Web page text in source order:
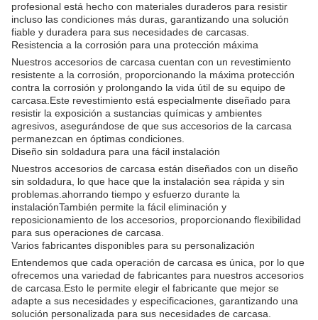
profesional está hecho con materiales duraderos para resistir
incluso las condiciones más duras, garantizando una solución
fiable y duradera para sus necesidades de carcasas.
Resistencia a la corrosión para una protección máxima
Nuestros accesorios de carcasa cuentan con un revestimiento
resistente a la corrosión, proporcionando la máxima protección
contra la corrosión y prolongando la vida útil de su equipo de
carcasa.Este revestimiento está especialmente diseñado para
resistir la exposición a sustancias químicas y ambientes
agresivos, asegurándose de que sus accesorios de la carcasa
permanezcan en óptimas condiciones.
Diseño sin soldadura para una fácil instalación
Nuestros accesorios de carcasa están diseñados con un diseño
sin soldadura, lo que hace que la instalación sea rápida y sin
problemas.ahorrando tiempo y esfuerzo durante la
instalaciónTambién permite la fácil eliminación y
reposicionamiento de los accesorios, proporcionando flexibilidad
para sus operaciones de carcasa.
Varios fabricantes disponibles para su personalización
Entendemos que cada operación de carcasa es única, por lo que
ofrecemos una variedad de fabricantes para nuestros accesorios
de carcasa.Esto le permite elegir el fabricante que mejor se
adapte a sus necesidades y especificaciones, garantizando una
solución personalizada para sus necesidades de carcasa.